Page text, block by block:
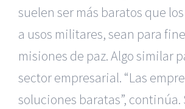
suelen ser más baratos que
a usos militares, sean para
misiones de paz. Algo similar
sector empresarial. “Las
soluciones baratas”, continúa.